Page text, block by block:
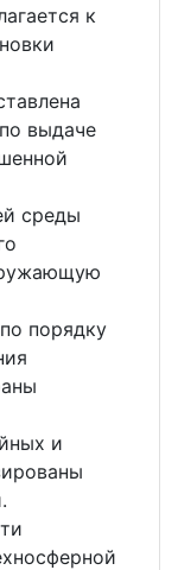
к
выдаче
среды
порядку
и